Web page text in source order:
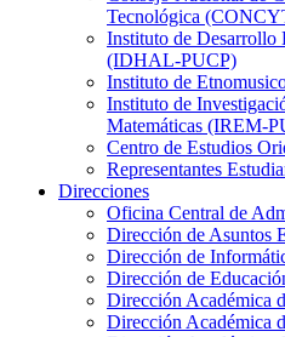
Tecnológica
Instituto de Desarrollo
(IDHAL-PUCP)
Instituto de
Instituto de
Matemáticas (IREM-
Centro de Estudios
Representantes
Direcciones
Oficina Central de
Dirección de Asuntos
Dirección de
Dirección de
Dirección Académica
Dirección Académica